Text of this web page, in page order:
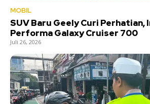
MOBIL
SUV Baru Geely Curi
Performa Galaxy Cruiser 700
Juli 26, 2026